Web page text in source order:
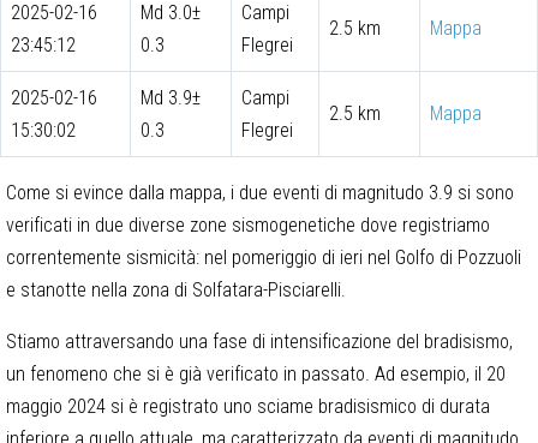
2025-02-16
23:45:12
Md 3.0±
0.3
Campi
Flegrei
2.5 km Mappa
2025-02-16
15:30:02
Md 3.9±
0.3
Campi
Flegrei
2.5 km Mappa
Come si evince dalla mappa, i due eventi di magnitudo 3.9 si sono
verificati in due diverse zone sismogenetiche dove registriamo
correntemente sismicità: nel pomeriggio di ieri nel Golfo di Pozzuoli
e stanotte nella zona di Solfatara-Pisciarelli.
Stiamo attraversando una fase di intensificazione del bradisismo,
un fenomeno che si è già verificato in passato. Ad esempio, il 20
maggio 2024 si è registrato uno sciame bradisismico di durata